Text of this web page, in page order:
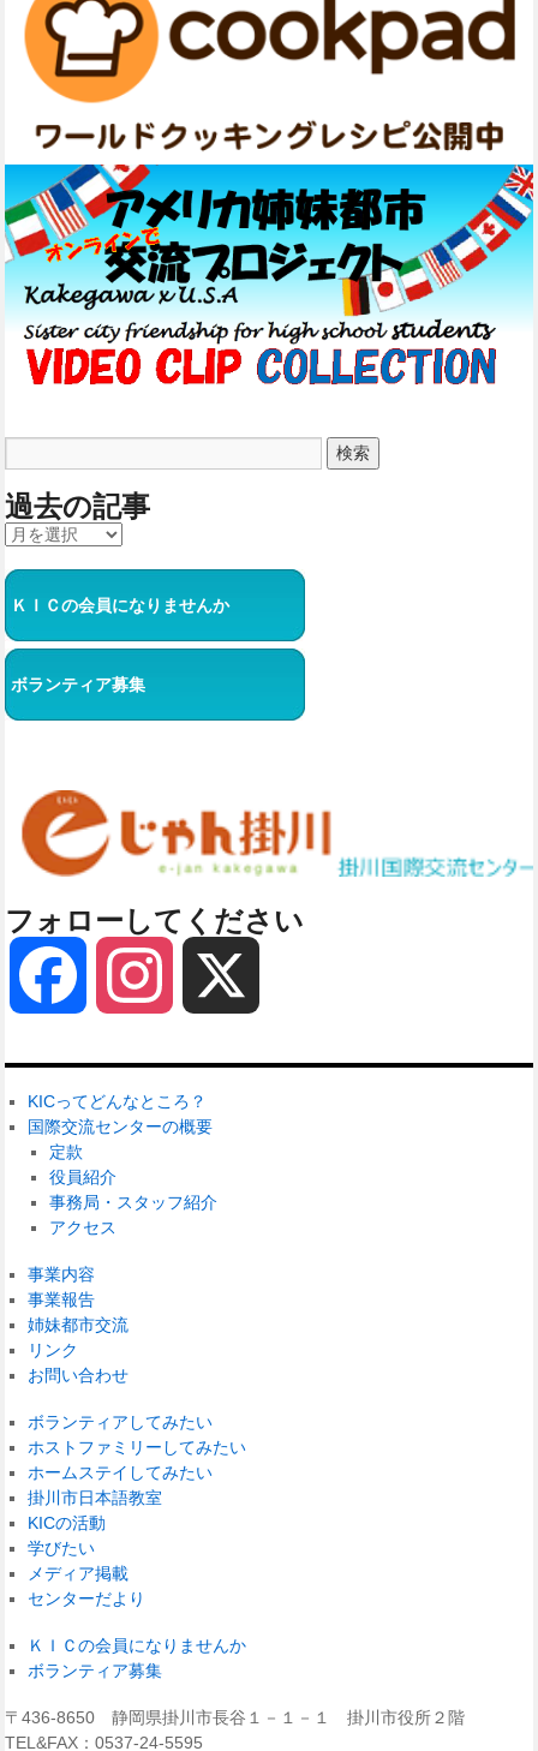
過去の記事
ＫＩＣの会員になりませんか
ボランティア募集
フォローしてください
Facebook Instagram
KICってどんなところ？
国際交流センターの概要
定款
役員紹介
事務局・スタッフ紹介
アクセス
事業内容
事業報告
姉妹都市交流
リンク
お問い合わせ
ボランティアしてみたい
ホストファミリーしてみたい
ホームステイしてみたい
掛川市日本語教室
KICの活動
学びたい
メディア掲載
センターだより
ＫＩＣの会員になりませんか
ボランティア募集
〒436-8650 静岡県掛川市長谷１－１－１ 掛川市役所２階
TEL&FAX：0537-24-5595